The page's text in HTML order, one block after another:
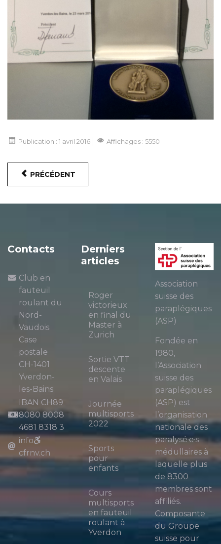
Publication : 1 avril 2016 Affichages : 5550
PRÉCÉDENT
Contacts
Club en
fauteuil
roulant du
Nord-
Vaudois
Case
postale
CH-1401
Yverdon-
les-Bains
IBAN CH89
8080 8008
4681 8318 3
info
cfrnv.ch
Derniers
articles
Roger
victorieux
en final du
Master à
Zurich
Sortie VTT
descente
en Valais
Journée
multisports
2022
Sports
pour
enfants
Cours
multisports
en fauteuil
roulant à
Yverdon
Association
suisse des
paraplégiques
(ASP)
Fondée en
1980,
l’Association
suisse des
paraplégiques
(ASP) est
l’organisation
nationale des
paralysé·e·s
médullaires à
laquelle plus
de 8300
membres sont
affiliés.
Composante
du Groupe
suisse pour